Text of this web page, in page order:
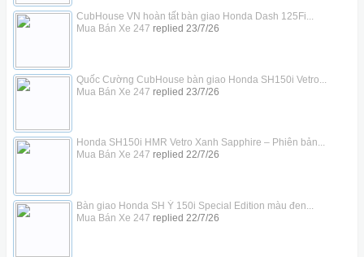
CubHouse VN hoàn tất bàn giao Honda Dash 125Fi...
Mua Bán Xe 247 replied 23/7/26
Quốc Cường CubHouse bàn giao Honda SH150i Vetro...
Mua Bán Xe 247 replied 23/7/26
Honda SH150i HMR Vetro Xanh Sapphire – Phiên bản...
Mua Bán Xe 247 replied 22/7/26
Bàn giao Honda SH Ý 150i Special Edition màu đen...
Mua Bán Xe 247 replied 22/7/26